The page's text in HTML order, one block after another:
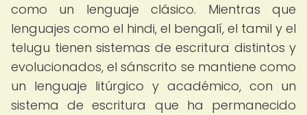
como un lenguaje clásico. Mientras que
lenguajes como el hindi, el bengalí, el tamil y el
telugu tienen sistemas de escritura distintos y
evolucionados, el sánscrito se mantiene como
un lenguaje litúrgico y académico, con un
sistema de escritura que ha permanecido